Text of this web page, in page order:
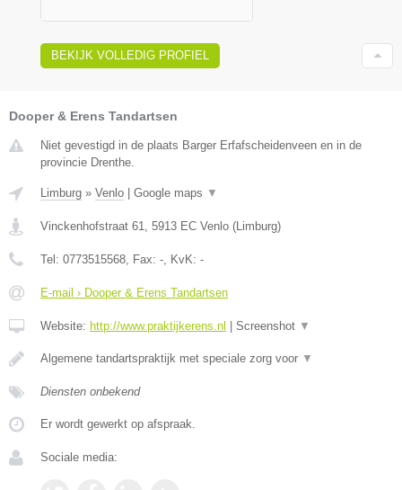
BEKIJK VOLLEDIG PROFIEL
Dooper & Erens Tandartsen
Niet gevestigd in de plaats Barger Erfafscheidenveen en in de
provincie Drenthe.
Limburg » Venlo Google maps ▼
Vinckenhofstraat 61 5913 EC Venlo ( Limburg)
Tel: 0773515568 , Fax: - , KvK: -
E-mail › Dooper & Erens Tandartsen
Website: http://www.praktijkerens.nl Screenshot ▼
Algemene tandartspraktijk met speciale zorg voor ▼
Diensten onbekend
Er wordt gewerkt op afspraak.
Sociale media: